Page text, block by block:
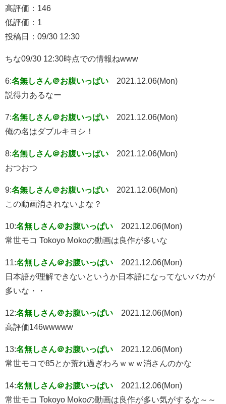
高評価：146
低評価：1
投稿日：09/30 12:30
ちな09/30 12:30時点での情報ねwww
6:名無しさん＠お腹いっぱい
2021.12.06(Mon)
説得力あるなー
7:名無しさん＠お腹いっぱい
2021.12.06(Mon)
俺の名はダブルキヨシ！
8:名無しさん＠お腹いっぱい
2021.12.06(Mon)
おつおつ
9:名無しさん＠お腹いっぱい
2021.12.06(Mon)
この動画消されないよな？
10:名無しさん＠お腹いっぱい
2021.12.06(Mon)
常世モコ Tokoyo Mokoの動画は良作が多いな
11:名無しさん＠お腹いっぱい
2021.12.06(Mon)
日本語が理解できないというか日本語になってないバカが
多いな・・
12:名無しさん＠お腹いっぱい
2021.12.06(Mon)
高評価146wwwww
13:名無しさん＠お腹いっぱい
2021.12.06(Mon)
常世モコで85とか荒れ過ぎわろｗｗｗ消さんのかな
14:名無しさん＠お腹いっぱい
2021.12.06(Mon)
常世モコ Tokoyo Mokoの動画は良作が多い気がするな～～